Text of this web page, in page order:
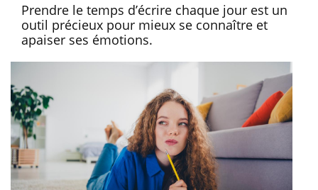
Prendre le temps d’écrire chaque jour est un
outil précieux pour mieux se connaître et
apaiser ses émotions.